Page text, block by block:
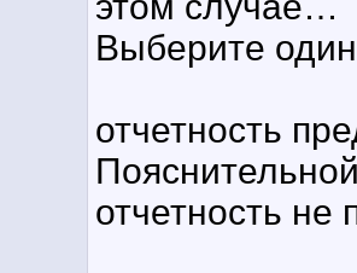
Выберите
отчетность
отчетность